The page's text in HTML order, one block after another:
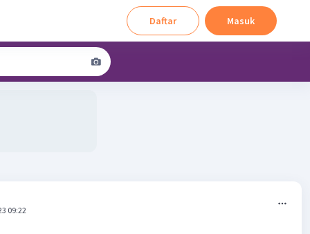
Daftar Masuk
09:22